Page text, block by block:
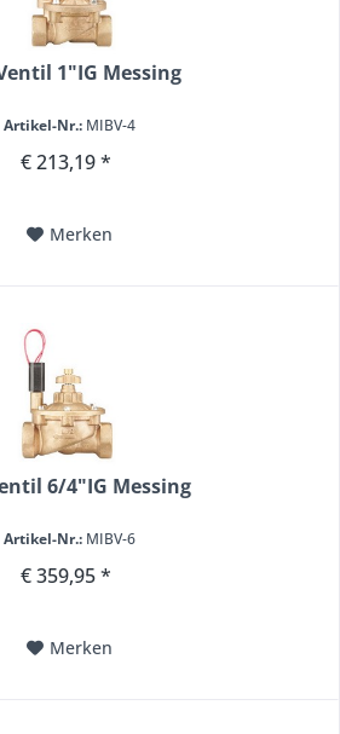
1"IG Messing
Artikel-Nr.:MIBV-4
€ 213,19 *
Merken
6/4"IG Messing
Artikel-Nr.:MIBV-6
€ 359,95 *
Merken